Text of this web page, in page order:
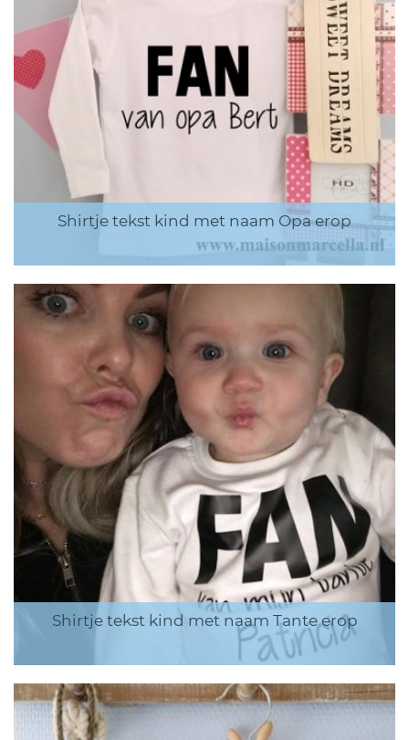
Shirtje tekst kind met naam Opa erop
Shirtje tekst kind met naam Tante erop